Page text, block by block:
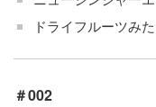
ドライフルーツみ
＃002